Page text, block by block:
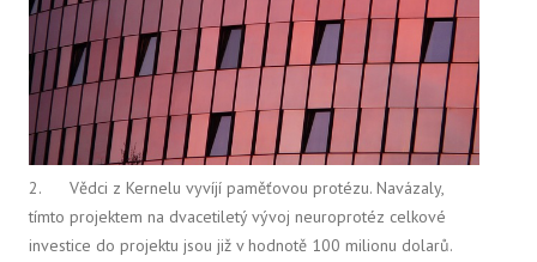
2. Vědci z Kernelu vyvíjí paměťovou protézu. Navázaly,
tímto projektem na dvacetiletý vývoj neuroprotéz celkové
investice do projektu jsou již v hodnotě 100 milionu dolarů.